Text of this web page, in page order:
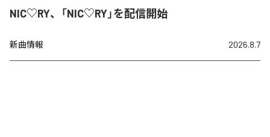
NIC♡RY、「NIC♡RY」を配信開始
新曲情報 2026.8.7